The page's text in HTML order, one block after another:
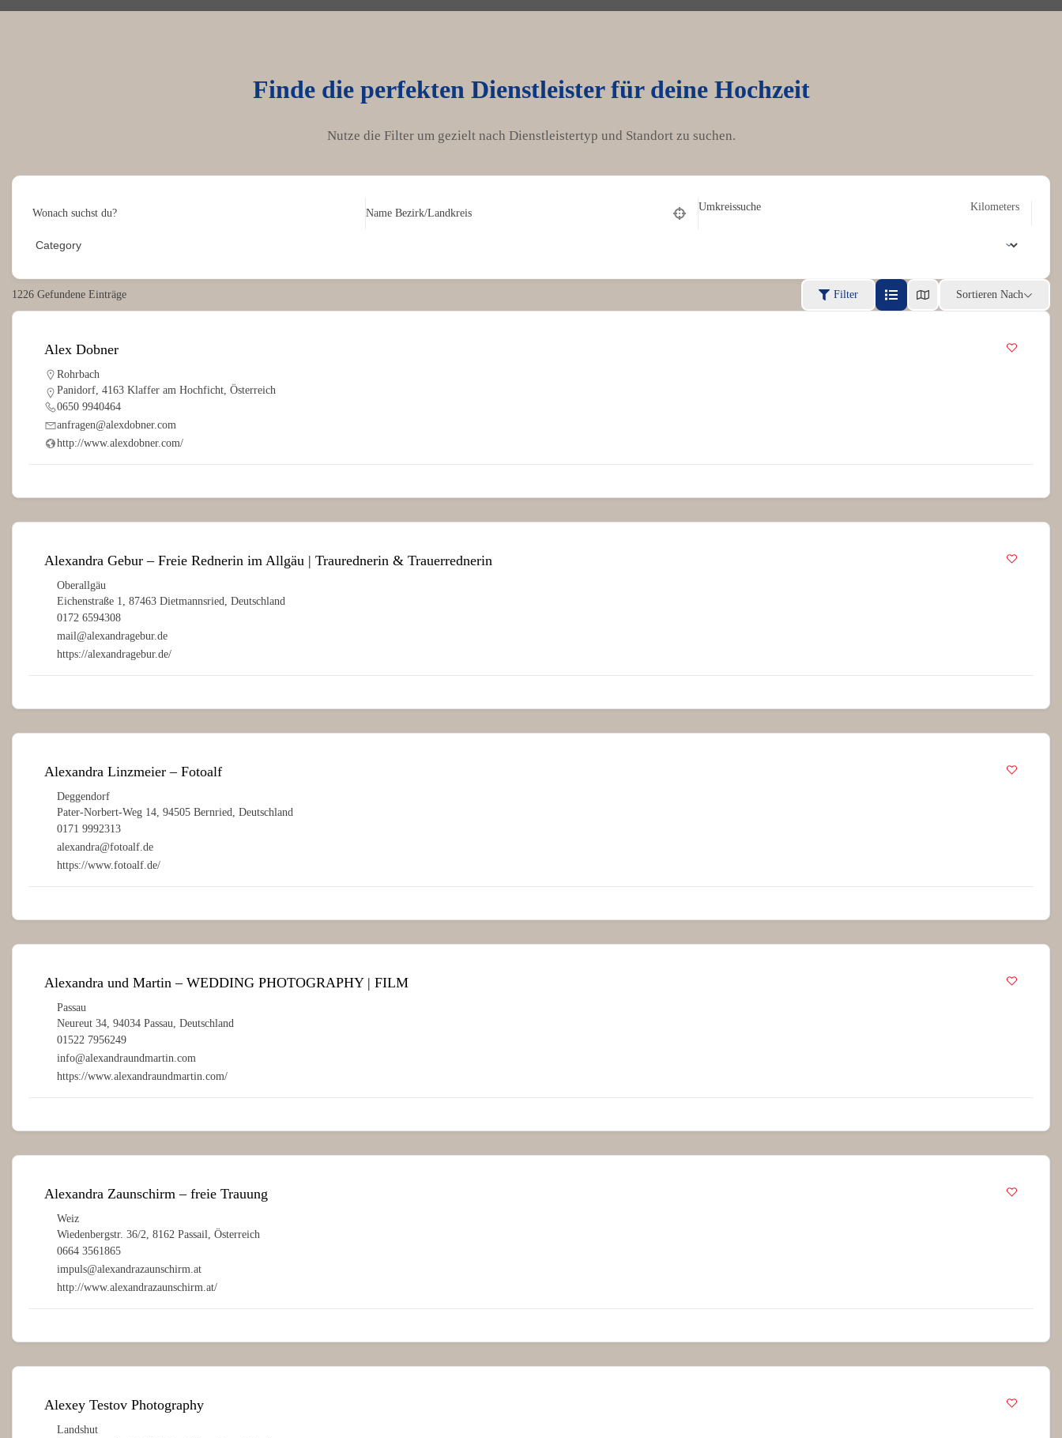
Finde die perfekten Dienstleister für deine Hochzeit
Nutze die Filter um gezielt nach Dienstleistertyp und Standort zu suchen.
Wonach suchst du? Name Bezirk/Landkreis Umkreissuche Kilometers
1226 Gefundene Einträge Filter Sortieren Nach
Alex Dobner
Rohrbach
Panidorf, 4163 Klaffer am Hochficht, Österreich
0650 9940464
anfragen@alexdobner.com
http://www.alexdobner.com/
Alexandra Gebur – Freie Rednerin im Allgäu | Traurednerin & Trauerrednerin
Oberallgäu
Eichenstraße 1, 87463 Dietmannsried, Deutschland
0172 6594308
mail@alexandragebur.de
https://alexandragebur.de/
Alexandra Linzmeier – Fotoalf
Deggendorf
Pater-Norbert-Weg 14, 94505 Bernried, Deutschland
0171 9992313
alexandra@fotoalf.de
https://www.fotoalf.de/
Alexandra und Martin – WEDDING PHOTOGRAPHY | FILM
Passau
Neureut 34, 94034 Passau, Deutschland
01522 7956249
info@alexandraundmartin.com
https://www.alexandraundmartin.com/
Alexandra Zaunschirm – freie Trauung
Weiz
Wiedenbergstr. 36/2, 8162 Passail, Österreich
0664 3561865
impuls@alexandrazaunschirm.at
http://www.alexandrazaunschirm.at/
Alexey Testov Photography
Landshut